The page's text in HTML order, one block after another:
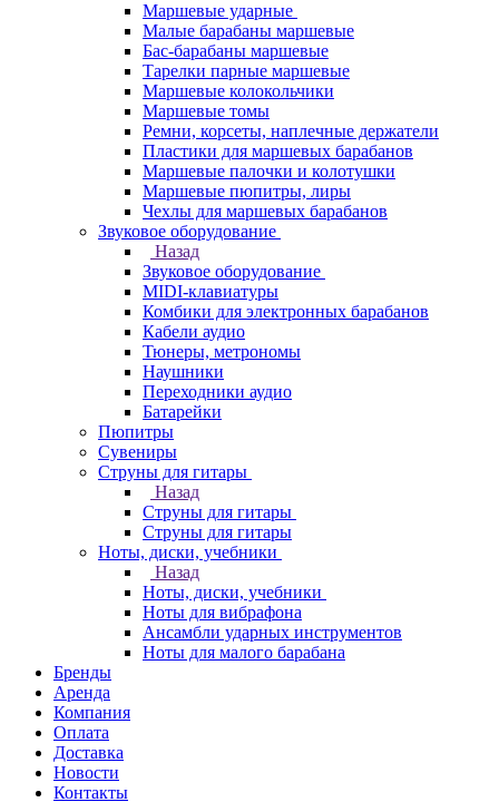
Маршевые ударные
Малые барабаны маршевые
Бас-барабаны маршевые
Тарелки парные маршевые
Маршевые колокольчики
Маршевые томы
Ремни, корсеты, наплечные держатели
Пластики для маршевых барабанов
Маршевые палочки и колотушки
Маршевые пюпитры, лиры
Чехлы для маршевых барабанов
Звуковое оборудование
Назад
Звуковое оборудование
MIDI-клавиатуры
Комбики для электронных барабанов
Кабели аудио
Тюнеры, метрономы
Наушники
Переходники аудио
Батарейки
Пюпитры
Сувениры
Струны для гитары
Назад
Струны для гитары
Струны для гитары
Ноты, диски, учебники
Назад
Ноты, диски, учебники
Ноты для вибрафона
Ансамбли ударных инструментов
Ноты для малого барабана
Бренды
Аренда
Компания
Оплата
Доставка
Новости
Контакты